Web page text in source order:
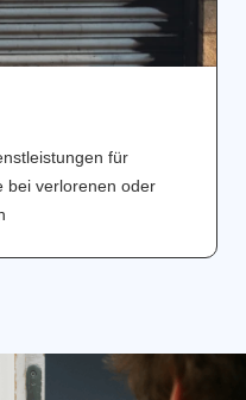
für
bei verlorenen oder